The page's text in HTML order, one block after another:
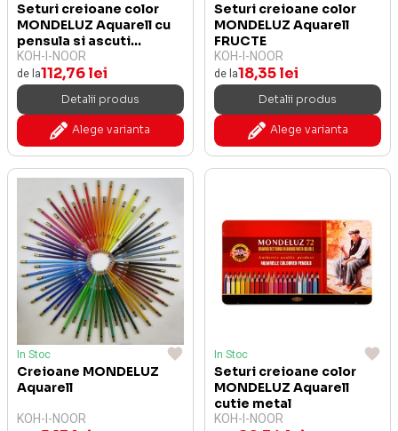
Seturi creioane color
MONDELUZ Aquarell cu
pensula si ascuti...
KOH-I-NOOR
de la112,76 lei
Detalii produs
Alege varianta
Seturi creioane color
MONDELUZ Aquarell
FRUCTE
KOH-I-NOOR
de la18,35 lei
Detalii produs
Alege varianta
In Stoc
Creioane MONDELUZ
Aquarell
KOH-I-NOOR
In Stoc
Seturi creioane color
MONDELUZ Aquarell
cutie metal
KOH-I-NOOR